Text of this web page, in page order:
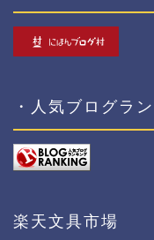
・人気ブログラ
楽天文具市場